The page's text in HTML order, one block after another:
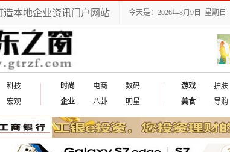
造本地企业资讯门户网站 今天是：2026年8月9日 星期日
科技
宏观
时尚 电商
数码
企业
八卦 明星
游戏 护肤
美食
导购